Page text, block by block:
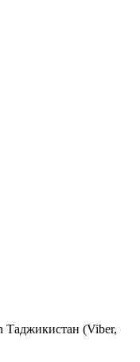
Таджикистан (Viber,